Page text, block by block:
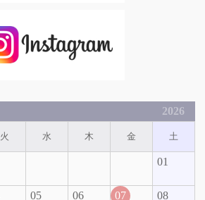
2026
火 水 木 金 土
01
05 06 07 08